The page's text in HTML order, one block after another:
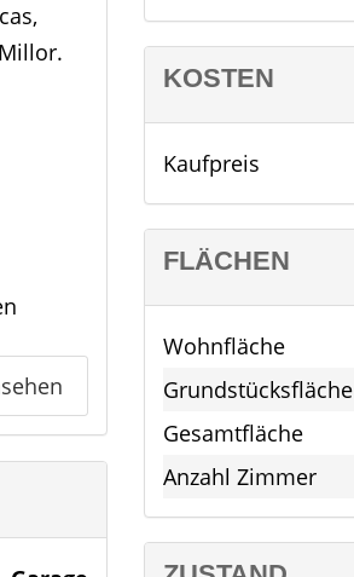
KOSTEN
Kaufpreis
FLÄCHEN
Wohnfläche
Grundstücksfläche
Gesamtfläche
Anzahl Zimmer